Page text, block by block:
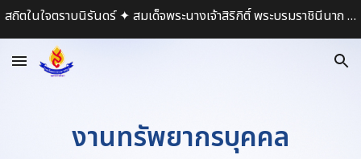
สถิตในใจตราบนิรันดร์ ✦ สมเด็จพระนางเจ้าสิริกิติ์ พระบรมราชินีนาถ พระบรมราชชนนีพันปีหลวง ✦
งานทรัพยากรบุคคล